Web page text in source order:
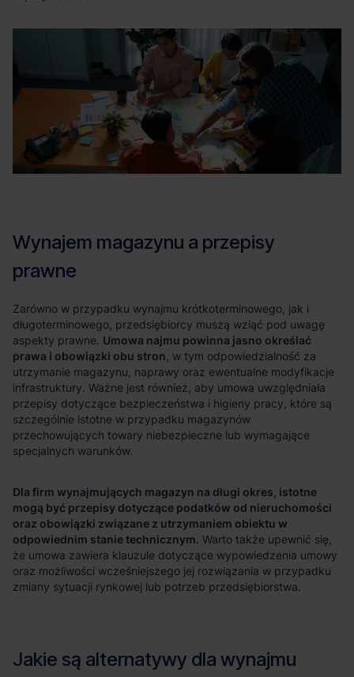
Umowa najmu powinna jasno określać
prawa i obowiązki obu stron
Dla firm wynajmujących magazyn na długi okres, istotne
mogą być przepisy dotyczące podatków od nieruchomości
oraz obowiązki związane z utrzymaniem obiektu w
odpowiednim stanie technicznym.